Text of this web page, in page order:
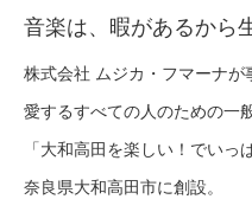
音楽は、暇があるから
株式会社 ムジカ・フマーナ
愛するすべての人のための一
「大和高田を楽しい！でいっ
奈良県大和高田市に創設。